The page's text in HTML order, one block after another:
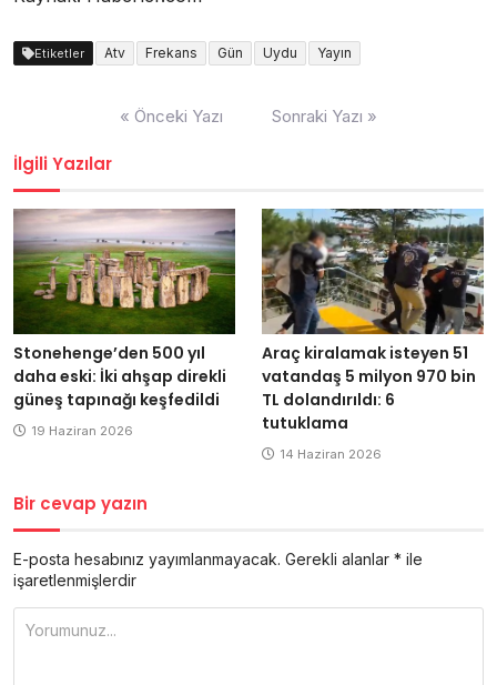
Etiketler Atv Frekans Gün Uydu Yayın
« Önceki Yazı Sonraki Yazı »
İlgili Yazılar
Stonehenge’den 500 yıl
daha eski: İki ahşap direkli
güneş tapınağı keşfedildi
19 Haziran 2026
Araç kiralamak isteyen 51
vatandaş 5 milyon 970 bin
TL dolandırıldı: 6
tutuklama
14 Haziran 2026
Bir cevap yazın
E-posta hesabınız yayımlanmayacak. Gerekli alanlar * ile
işaretlenmişlerdir